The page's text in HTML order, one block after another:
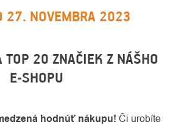
27. NOVEMBRA 2023
20 ZNAČIEK Z NÁŠHO
E-SHOPU
hodnúť nákupu! Či urobíte